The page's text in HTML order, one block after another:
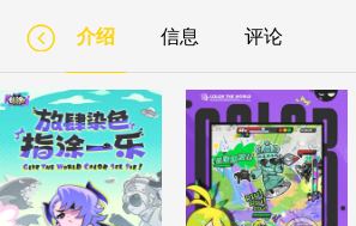
介绍 信息 评论